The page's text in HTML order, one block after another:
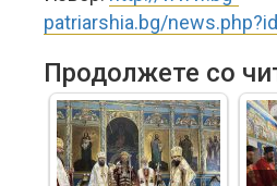
patriarshia.bg/
Продолжете со